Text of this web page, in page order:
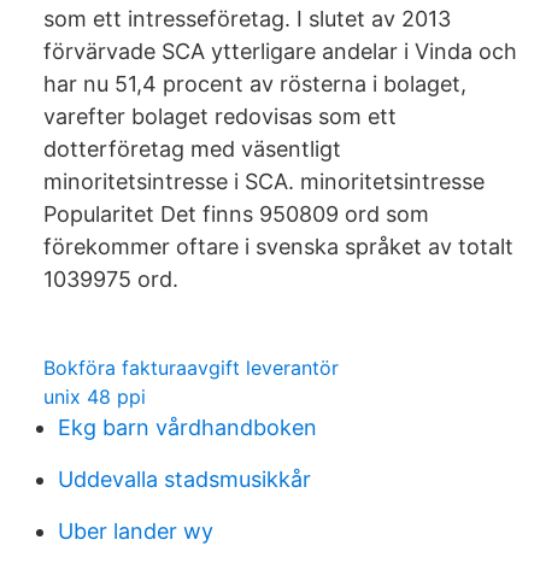
som ett intresseföretag. I slutet av 2013
förvärvade SCA ytterligare andelar i Vinda och
har nu 51,4 procent av rösterna i bolaget,
varefter bolaget redovisas som ett
dotterföretag med väsentligt
minoritetsintresse i SCA. minoritetsintresse
Popularitet Det finns 950809 ord som
förekommer oftare i svenska språket av totalt
1039975 ord.
Bokföra fakturaavgift leverantör
unix 48 ppi
Ekg barn vårdhandboken
Uddevalla stadsmusikkår
Uber lander wy